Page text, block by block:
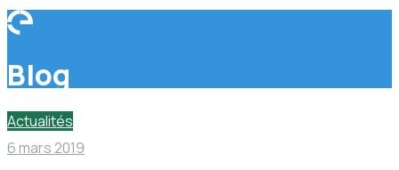
Blog
Actualités
6 mars 2019